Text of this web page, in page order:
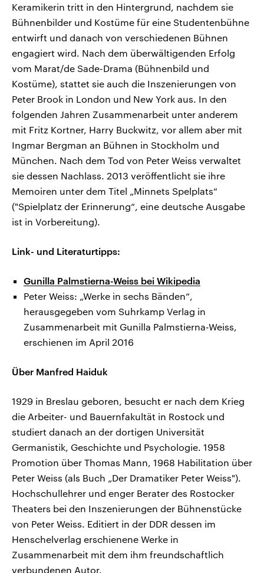
Keramikerin tritt in den Hintergrund, nachdem sie
Bühnenbilder und Kostüme für eine Studentenbühne
entwirft und danach von verschiedenen Bühnen
engagiert wird. Nach dem überwältigenden Erfolg
vom Marat/de Sade-Drama (Bühnenbild und
Kostüme), stattet sie auch die Inszenierungen von
Peter Brook in London und New York aus. In den
folgenden Jahren Zusammenarbeit unter anderem
mit Fritz Kortner, Harry Buckwitz, vor allem aber mit
Ingmar Bergman an Bühnen in Stockholm und
München. Nach dem Tod von Peter Weiss verwaltet
sie dessen Nachlass. 2013 veröffentlicht sie ihre
Memoiren unter dem Titel „Minnets Spelplats“
("Spielplatz der Erinnerung“, eine deutsche Ausgabe
ist in Vorbereitung).
Link- und Literaturtipps:
Gunilla Palmstierna-Weiss bei Wikipedia
Peter Weiss: „Werke in sechs Bänden“,
herausgegeben vom Suhrkamp Verlag in
Zusammenarbeit mit Gunilla Palmstierna-Weiss,
erschienen im April 2016
Über Manfred Haiduk
1929 in Breslau geboren, besucht er nach dem Krieg
die Arbeiter- und Bauernfakultät in Rostock und
studiert danach an der dortigen Universität
Germanistik, Geschichte und Psychologie. 1958
Promotion über Thomas Mann, 1968 Habilitation über
Peter Weiss (als Buch „Der Dramatiker Peter Weiss").
Hochschullehrer und enger Berater des Rostocker
Theaters bei den Inszenierungen der Bühnenstücke
von Peter Weiss. Editiert in der DDR dessen im
Henschelverlag erschienene Werke in
Zusammenarbeit mit dem ihm freundschaftlich
verbundenen Autor.